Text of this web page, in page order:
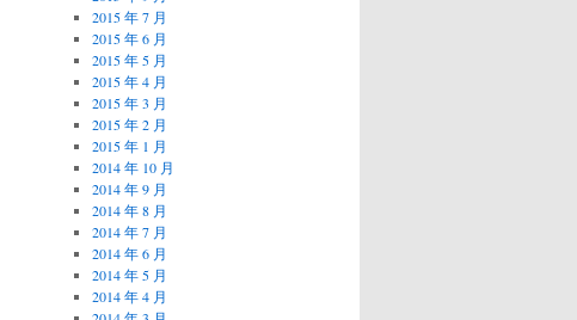
2015 年 7 月
2015 年 6 月
2015 年 5 月
2015 年 4 月
2015 年 3 月
2015 年 2 月
2015 年 1 月
2014 年 10 月
2014 年 9 月
2014 年 8 月
2014 年 7 月
2014 年 6 月
2014 年 5 月
2014 年 4 月